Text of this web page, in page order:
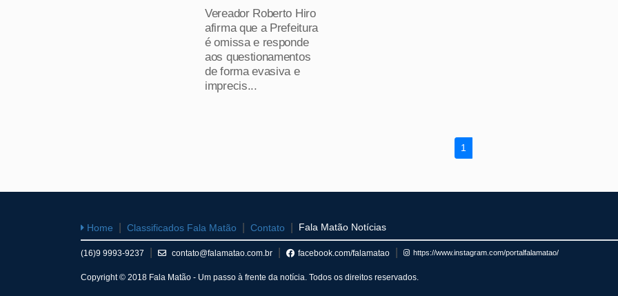
Vereador Roberto Hiro
afirma que a Prefeitura
é omissa e responde
aos questionamentos
de forma evasiva e
imprecis...
1
Home Classificados Fala Matão Contato Fala Matão Notícias
(16)9 9993-9237 contato@falamatao.com.br facebook.com/falamatao https://www.instagram.com/portalfalamatao/
Copyright © 2018 Fala Matão - Um passo à frente da notícia. Todos os direitos reservados.